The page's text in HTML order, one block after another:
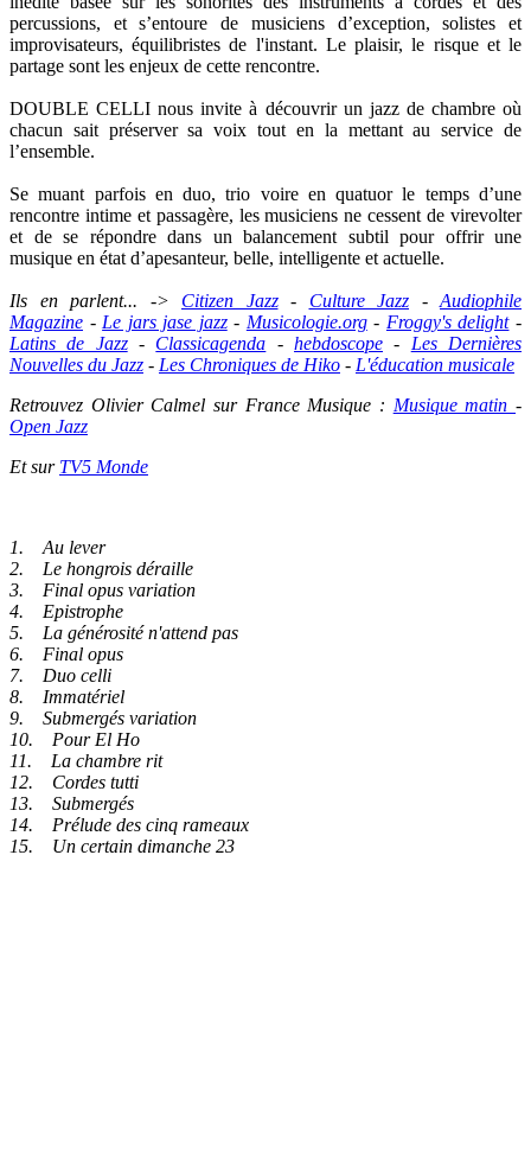
percussions, et s’entoure de musiciens d’exception, solistes et
improvisateurs, équilibristes de l'instant. Le plaisir, le risque et le
partage sont les enjeux de cette rencontre.
DOUBLE CELLI nous invite à découvrir un jazz de chambre où
chacun sait préserver sa voix tout en la mettant au service de
l’ensemble.
Se muant parfois en duo, trio voire en quatuor le temps d’une
rencontre intime et passagère, les musiciens ne cessent de virevolter
et de se répondre dans un balancement subtil pour offrir une
musique en état d’apesanteur, belle, intelligente et actuelle.
Ils en parlent... -> Citizen Jazz- Culture Jazz - Audiophile
Magazine - Le jars jase jazz- Musicologie.org- Froggy's delight-
Latins de Jazz- Classicagenda -hebdoscope - Les Dernières
Nouvelles du Jazz - Les Chroniques de Hiko - L'éducation musicale
Retrouvez Olivier Calmel sur France Musique : Musique matin-
Open Jazz
Et sur TV5 Monde
1. Au lever
2. Le hongrois déraille
3. Final opus variation
4. Epistrophe
5. La générosité n'attend pas
6. Final opus
7. Duo celli
8. Immatériel
9. Submergés variation
10. Pour El Ho
11. La chambre rit
12. Cordes tutti
13. Submergés
14. Prélude des cinq rameaux
15. Un certain dimanche 23